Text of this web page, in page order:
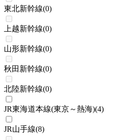
東北新幹線(0)
上越新幹線(0)
山形新幹線(0)
秋田新幹線(0)
北陸新幹線(0)
JR東海道本線(東京～熱海)(4)
JR山手線(8)